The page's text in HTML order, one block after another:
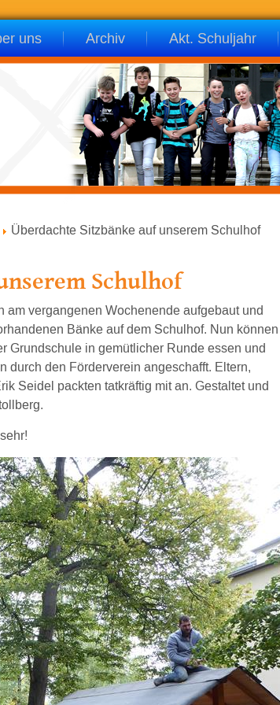
uns Archiv Akt. Schuljahr
Überdachte Sitzbänke auf unserem Schulhof
Schulhof
vergangenen Wochenende aufgebaut und
Bänke auf dem Schulhof. Nun können
Grundschule in gemütlicher Runde essen und
durch den Förderverein angeschafft. Eltern,
Seidel packten tatkräftig mit an. Gestaltet und